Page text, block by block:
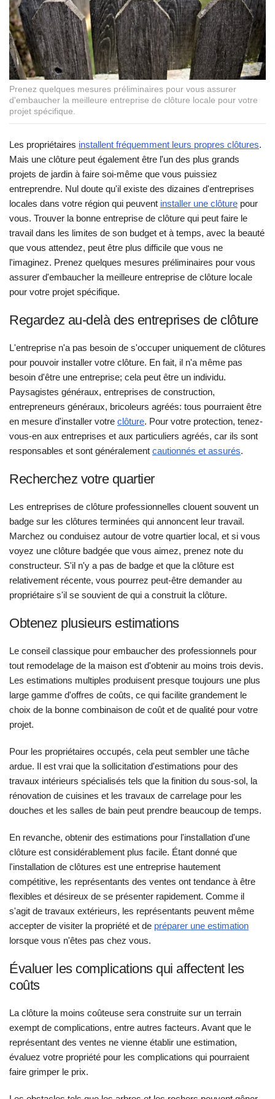
Prenez quelques mesures préliminaires pour vous assurer
d'embaucher la meilleure entreprise de clôture locale pour votre
projet spécifique.
Les propriétaires installent fréquemment leurs propres clôtures.
Mais une clôture peut également être l'un des plus grands
projets de jardin à faire soi-même que vous puissiez
entreprendre. Nul doute qu'il existe des dizaines d'entreprises
locales dans votre région qui peuvent installer une clôture pour
vous. Trouver la bonne entreprise de clôture qui peut faire le
travail dans les limites de son budget et à temps, avec la beauté
que vous attendez, peut être plus difficile que vous ne
l'imaginez. Prenez quelques mesures préliminaires pour vous
assurer d'embaucher la meilleure entreprise de clôture locale
pour votre projet spécifique.
Regardez au-delà des entreprises de clôture
L'entreprise n'a pas besoin de s'occuper uniquement de clôtures
pour pouvoir installer votre clôture. En fait, il n'a même pas
besoin d'être une entreprise; cela peut être un individu.
Paysagistes généraux, entreprises de construction,
entrepreneurs généraux, bricoleurs agréés: tous pourraient être
en mesure d'installer votre clôture. Pour votre protection, tenez-
vous-en aux entreprises et aux particuliers agréés, car ils sont
responsables et sont généralement cautionnés et assurés.
Recherchez votre quartier
Les entreprises de clôture professionnelles clouent souvent un
badge sur les clôtures terminées qui annoncent leur travail.
Marchez ou conduisez autour de votre quartier local, et si vous
voyez une clôture badgée que vous aimez, prenez note du
constructeur. S'il n'y a pas de badge et que la clôture est
relativement récente, vous pourrez peut-être demander au
propriétaire s'il se souvient de qui a construit la clôture.
Obtenez plusieurs estimations
Le conseil classique pour embaucher des professionnels pour
tout remodelage de la maison est d'obtenir au moins trois devis.
Les estimations multiples produisent presque toujours une plus
large gamme d'offres de coûts, ce qui facilite grandement le
choix de la bonne combinaison de coût et de qualité pour votre
projet.
Pour les propriétaires occupés, cela peut sembler une tâche
ardue. Il est vrai que la sollicitation d'estimations pour des
travaux intérieurs spécialisés tels que la finition du sous-sol, la
rénovation de cuisines et les travaux de carrelage pour les
douches et les salles de bain peut prendre beaucoup de temps.
En revanche, obtenir des estimations pour l'installation d'une
clôture est considérablement plus facile. Étant donné que
l'installation de clôtures est une entreprise hautement
compétitive, les représentants des ventes ont tendance à être
flexibles et désireux de se présenter rapidement. Comme il
s'agit de travaux extérieurs, les représentants peuvent même
accepter de visiter la propriété et de préparer une estimation
lorsque vous n'êtes pas chez vous.
Évaluer les complications qui affectent les
coûts
La clôture la moins coûteuse sera construite sur un terrain
exempt de complications, entre autres facteurs. Avant que le
représentant des ventes ne vienne établir une estimation,
évaluez votre propriété pour les complications qui pourraient
faire grimper le prix.